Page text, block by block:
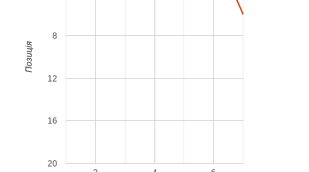
8
12
16
20
Позиція